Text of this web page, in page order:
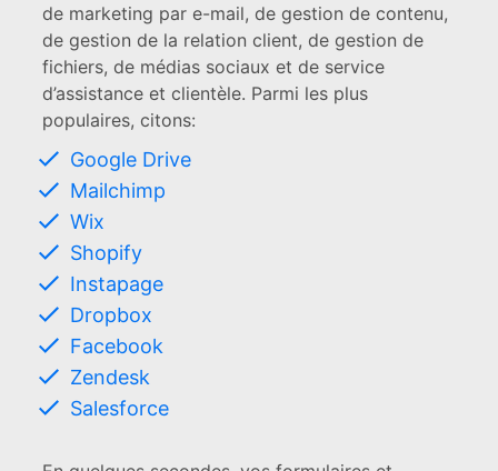
de marketing par e-mail, de gestion de contenu,
de gestion de la relation client, de gestion de
fichiers, de médias sociaux et de service
d’assistance et clientèle. Parmi les plus
populaires, citons:
Google Drive
Mailchimp
Wix
Shopify
Instapage
Dropbox
Facebook
Zendesk
Salesforce